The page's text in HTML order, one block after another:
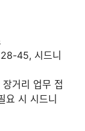
45, 시드니
거리 업무 접
요 시 시드니